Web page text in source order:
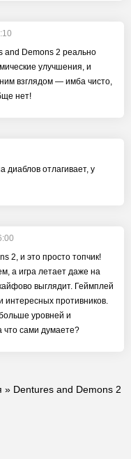
and Demons 2 реально
улучшения, и
взглядом — имба чисто,
нет!
диаблов отлагивает, у
2, и это просто топчик!
а игра летает даже на
выглядит. Геймплей
противников.
уровней и
что сами думаете?
» Dentures and Demons 2